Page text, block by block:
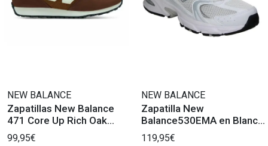
NEW BALANCE
Zapatillas New Balance
471 Core Up Rich Oak
breakfast Tea
99,95€
NEW BALANCE
Zapatilla New
Balance530EMA en Blanco
y Plata Mujer
119,95€